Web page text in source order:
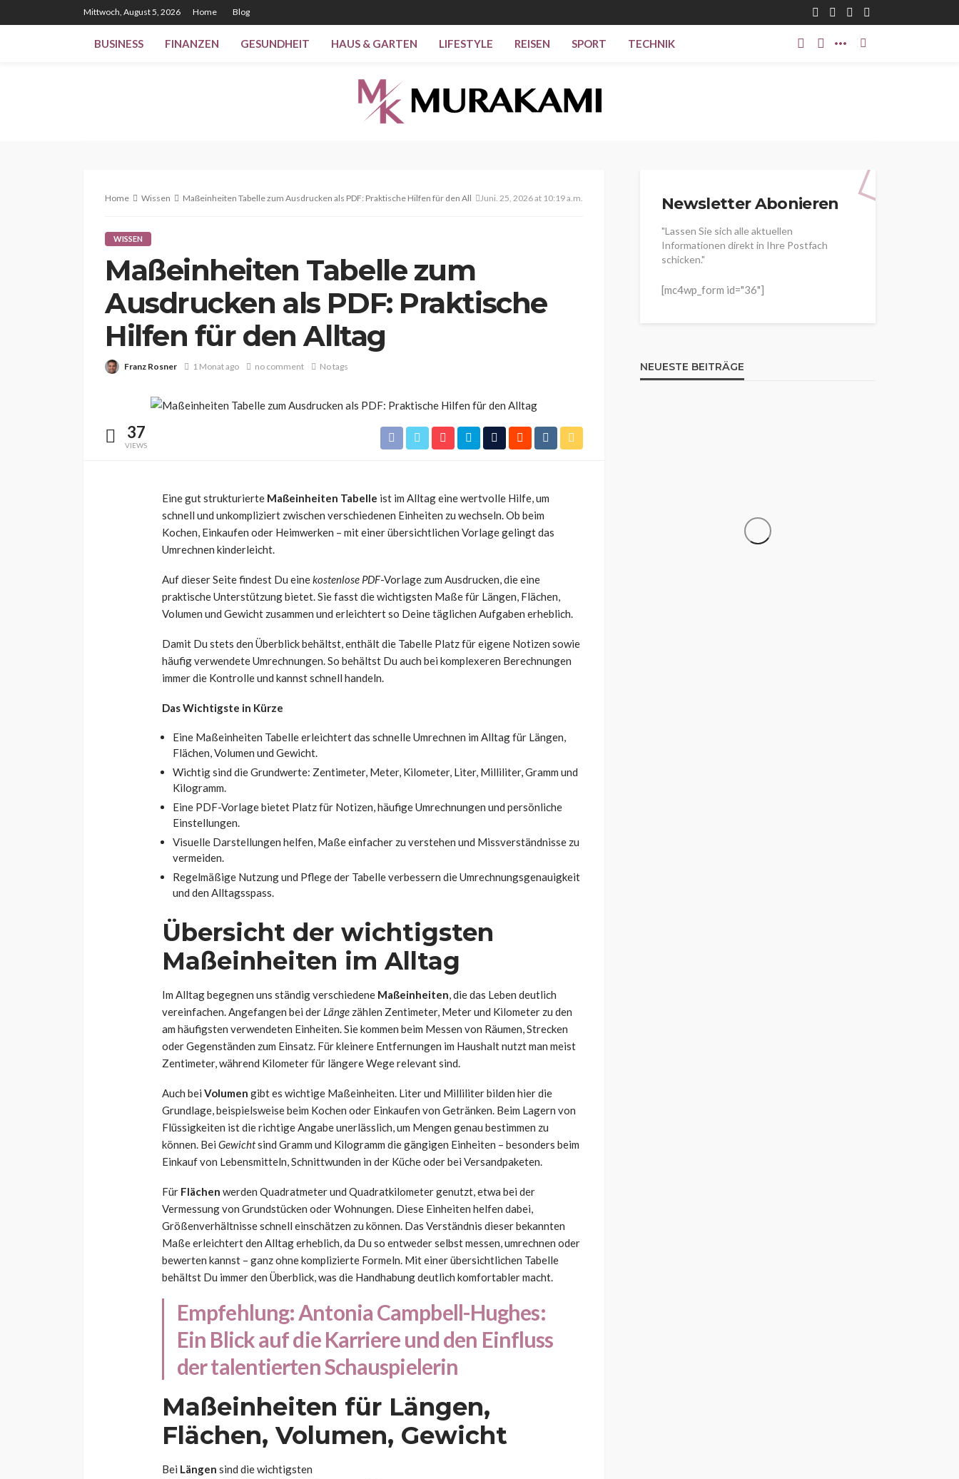
Mittwoch, August 5, 2026 Home Blog
BUSINESS FINANZEN GESUNDHEIT HAUS & GARTEN LIFESTYLE REISEN SPORT TECHNIK
Home Wissen Maßeinheiten Tabelle zum Ausdrucken als PDF: Praktische Hilfen für den AlltagJuni. 25, 2026 at 10:19 a.m.
WISSEN
Maßeinheiten Tabelle zum
Ausdrucken als PDF: Praktische
Hilfen für den Alltag
Franz Rosner 1 Monat ago no comment No tags
37
VIEWS
Eine gut strukturierte Maßeinheiten Tabelle ist im Alltag eine wertvolle Hilfe, um
schnell und unkompliziert zwischen verschiedenen Einheiten zu wechseln. Ob beim
Kochen, Einkaufen oder Heimwerken – mit einer übersichtlichen Vorlage gelingt das
Umrechnen kinderleicht.
Auf dieser Seite findest Du einekostenlose PDF-Vorlage zum Ausdrucken, die eine
praktische Unterstützung bietet. Sie fasst die wichtigsten Maße für Längen, Flächen,
Volumen und Gewicht zusammen und erleichtert so Deine täglichen Aufgaben erheblich.
Damit Du stets den Überblick behältst, enthält die Tabelle Platz für eigene Notizen sowie
häufig verwendete Umrechnungen. So behältst Du auch bei komplexeren Berechnungen
immer die Kontrolle und kannst schnell handeln.
Das Wichtigste in Kürze
Eine Maßeinheiten Tabelle erleichtert das schnelle Umrechnen im Alltag für Längen,
Flächen, Volumen und Gewicht.
Wichtig sind die Grundwerte: Zentimeter, Meter, Kilometer, Liter, Milliliter, Gramm und
Kilogramm.
Eine PDF-Vorlage bietet Platz für Notizen, häufige Umrechnungen und persönliche
Einstellungen.
Visuelle Darstellungen helfen, Maße einfacher zu verstehen und Missverständnisse zu
vermeiden.
Regelmäßige Nutzung und Pflege der Tabelle verbessern die Umrechnungsgenauigkeit
und den Alltagsspass.
Übersicht der wichtigsten
Maßeinheiten im Alltag
Im Alltag begegnen uns ständig verschiedene Maßeinheiten, die das Leben deutlich
vereinfachen. Angefangen bei der Länge zählen Zentimeter, Meter und Kilometer zu den
am häufigsten verwendeten Einheiten. Sie kommen beim Messen von Räumen, Strecken
oder Gegenständen zum Einsatz. Für kleinere Entfernungen im Haushalt nutzt man meist
Zentimeter, während Kilometer für längere Wege relevant sind.
Auch bei Volumen gibt es wichtige Maßeinheiten. Liter und Milliliter bilden hier die
Grundlage, beispielsweise beim Kochen oder Einkaufen von Getränken. Beim Lagern von
Flüssigkeiten ist die richtige Angabe unerlässlich, um Mengen genau bestimmen zu
können. Bei Gewichtsind Gramm und Kilogramm die gängigen Einheiten – besonders beim
Einkauf von Lebensmitteln, Schnittwunden in der Küche oder bei Versandpaketen.
Für Flächen werden Quadratmeter und Quadratkilometer genutzt, etwa bei der
Vermessung von Grundstücken oder Wohnungen. Diese Einheiten helfen dabei,
Größenverhältnisse schnell einschätzen zu können. Das Verständnis dieser bekannten
Maße erleichtert den Alltag erheblich, da Du so entweder selbst messen, umrechnen oder
bewerten kannst – ganz ohne komplizierte Formeln. Mit einer übersichtlichen Tabelle
behältst Du immer den Überblick, was die Handhabung deutlich komfortabler macht.
Empfehlung:Antonia Campbell-Hughes:
Ein Blick auf die Karriere und den Einfluss
der talentierten Schauspielerin
Maßeinheiten für Längen,
Flächen, Volumen, Gewicht
Bei Längen sind die wichtigsten
Newsletter Abonieren
"Lassen Sie sich alle aktuellen
Informationen direkt in Ihre Postfach
schicken."
[mc4wp_form id="36"]
NEUESTE BEITRÄGE